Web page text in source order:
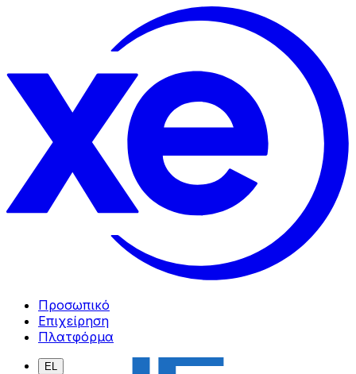
Προσωπικό
Επιχείρηση
Πλατφόρμα
EL